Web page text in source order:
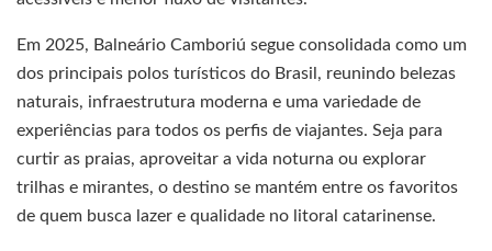
Em 2025, Balneário Camboriú segue consolidada como um
dos principais polos turísticos do Brasil, reunindo belezas
naturais, infraestrutura moderna e uma variedade de
experiências para todos os perfis de viajantes. Seja para
curtir as praias, aproveitar a vida noturna ou explorar
trilhas e mirantes, o destino se mantém entre os favoritos
de quem busca lazer e qualidade no litoral catarinense.